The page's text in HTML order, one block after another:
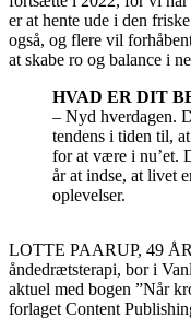
er at hente ude i den
også, og flere vil
at skabe ro og balance i
HVAD ER DIT
– Nyd hverdagen.
tendens i tiden til,
for at være i nu’et.
år at indse, at livet
oplevelser.
LOTTE PAARUP, 49 ÅR
åndedrætsterapi, bor i
aktuel med bogen ”Når
forlaget Content